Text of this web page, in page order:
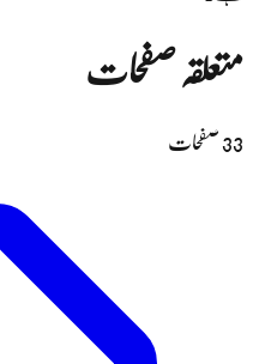
متعلقہ صفحات
33صفحات